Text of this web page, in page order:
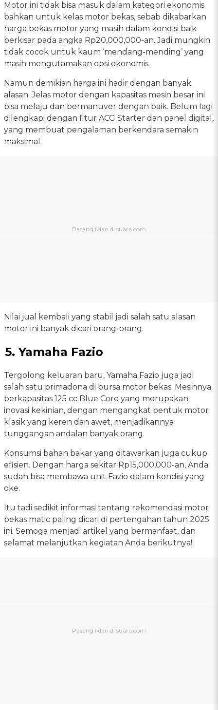
Motor ini tidak bisa masuk dalam kategori ekonomis
bahkan untuk kelas motor bekas, sebab dikabarkan
harga bekas motor yang masih dalam kondisi baik
berkisar pada angka Rp20,000,000-an. Jadi mungkin
tidak cocok untuk kaum ‘mendang-mending’ yang
masih mengutamakan opsi ekonomis.
Namun demikian harga ini hadir dengan banyak
alasan. Jelas motor dengan kapasitas mesin besar ini
bisa melaju dan bermanuver dengan baik. Belum lagi
dilengkapi dengan fitur ACG Starter dan panel digital,
yang membuat pengalaman berkendara semakin
maksimal.
Nilai jual kembali yang stabil jadi salah satu alasan
motor ini banyak dicari orang-orang.
5. Yamaha Fazio
Tergolong keluaran baru, Yamaha Fazio juga jadi
salah satu primadona di bursa motor bekas. Mesinnya
berkapasitas 125 cc Blue Core yang merupakan
inovasi kekinian, dengan mengangkat bentuk motor
klasik yang keren dan awet, menjadikannya
tunggangan andalan banyak orang.
Konsumsi bahan bakar yang ditawarkan juga cukup
efisien. Dengan harga sekitar Rp15,000,000-an, Anda
sudah bisa membawa unit Fazio dalam kondisi yang
oke.
Itu tadi sedikit informasi tentang rekomendasi motor
bekas matic paling dicari di pertengahan tahun 2025
ini. Semoga menjadi artikel yang bermanfaat, dan
selamat melanjutkan kegiatan Anda berikutnya!